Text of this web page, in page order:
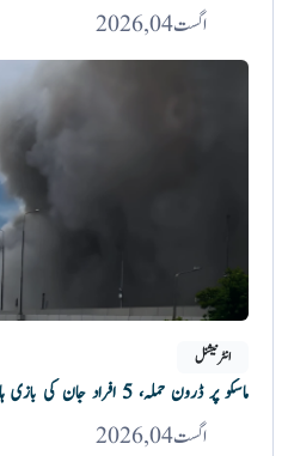
اگست 04, 2026
انٹرنیشنل
ماسکو پر ڈرون حملہ، 5 افراد جان کی بازی ہار گئے
اگست 04, 2026